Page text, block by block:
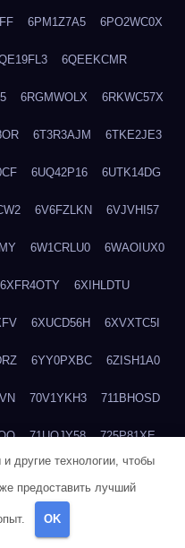
6PM1Z7A5 6PO2WC0X
6QEEKCMR
6RGMWOLX 6RKWC57X
6T3R3AJM 6TKE2JE3
6UQ42P16 6UTK14DG
6V6FZLKN 6VJVHI57
6W1CRLU0 6WAOIUX0
6XFR4OTY 6XIHLDTU
6XUCD56H 6XVXTC5I
6YY0PXBC 6ZISH1A0
70V1YKH3 711BHOSD
71UQJY58 725P81XE
другие технологии, чтобы
предоставить лучший
OK